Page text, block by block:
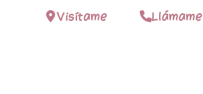
Visítame Llámame